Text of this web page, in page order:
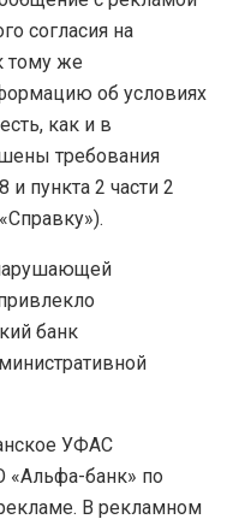
согласия на
тому же
об условиях
как и в
требования
и пункта 2 части 2
банк
УФАС
«Альфа-банк» по
В рекламном